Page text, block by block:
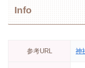
Info
参考URL 神